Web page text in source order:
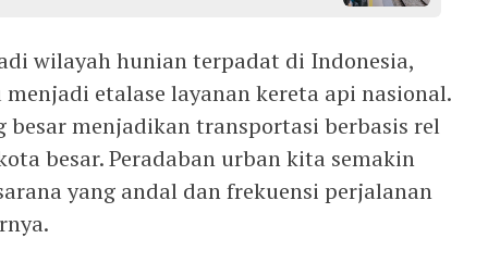
wilayah hunian terpadat di Indonesia,
etalase layanan kereta api nasional.
besar menjadikan transportasi berbasis rel
besar. Peradaban urban kita semakin
yang andal dan frekuensi perjalanan